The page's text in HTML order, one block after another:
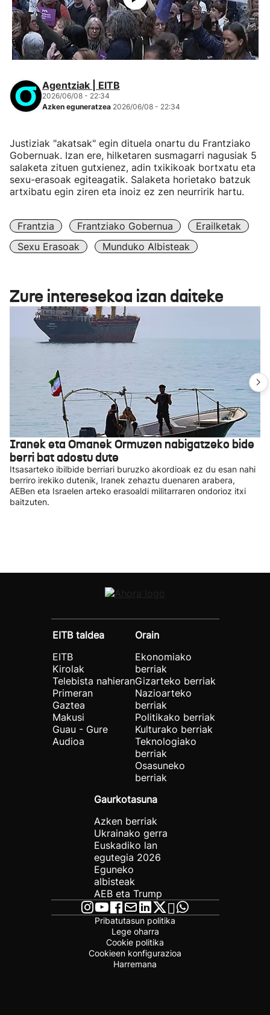
Agentziak | EITB
2026/06/08 - 22:34
Azken eguneratzea 2026/06/08 - 22:34
Justiziak "akatsak" egin dituela onartu du Frantziako
Gobernuak. Izan ere, hilketaren susmagarri nagusiak 5
salaketa zituen gutxienez, adin txikikoak bortxatu eta
sexu-erasoak egiteagatik. Salaketa horietako batzuk
artxibatu egin ziren eta inoiz ez zen neurririk hartu.
Frantzia Frantziako Gobernua
Erailketak
Sexu Erasoak
Munduko Albisteak
Zure interesekoa izan daiteke
Iranek eta Omanek Ormuzen nabigatzeko bide
berri bat adostu dute
Itsasarteko ibilbide berriari buruzko akordioak ez du esan nahi
berriro irekiko dutenik, Iranek zehaztu duenaren arabera,
AEBen eta Israelen arteko erasoaldi militarraren ondorioz itxi
baitzuten.
EITB taldea
EITB
Kirolak
Telebista nahieran
Primeran
Gaztea
Makusi
Guau - Gure
Audioa
Orain
Ekonomiako
berriak
Gizarteko berriak
Nazioarteko
berriak
Politikako berriak
Kulturako berriak
Teknologiako
berriak
Osasuneko
berriak
Gaurkotasuna
Azken berriak
Ukrainako gerra
Euskadiko lan
egutegia 2026
Eguneko
albisteak
AEB eta Trump
Pribatutasun politika
Lege oharra
Cookie politika
Cookieen konfigurazioa
Harremana